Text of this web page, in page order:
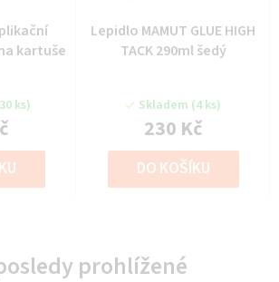
kartuše
ks)
Lepidlo MAMUT GLUE HIGH
TACK 290ml šedý
Skladem (4 ks)
230 Kč
DO KOŠÍKU
prohlížené